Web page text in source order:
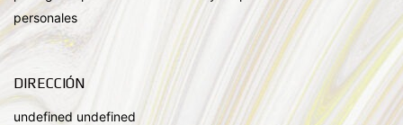
personales
DIRECCIÓN
undefined undefined